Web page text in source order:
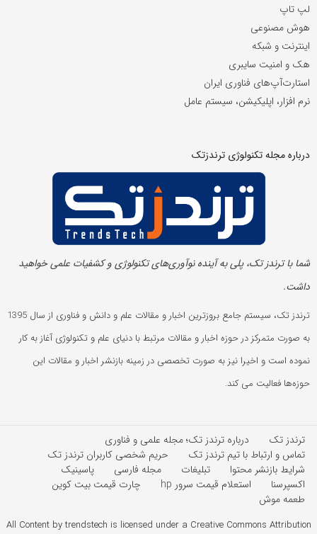
لپ تاپ
هوش مصنوعی
اینترنت و شبکه
هک و امنیت سایبری
استارت‌آپ‌های فناوری ایران
نرم افزار، اپلیکیشن، سیستم عامل
درباره مجله تکنولوژی ترندزتک
شما با ترندز تک، پلی به آینده‌ نوآوری‌های تکنولوژی و کشفیات علمی خواهید
داشت.
ترندز تک، سیستم جامع بروزترین اخبار و مقالات علم و دانش و فناوری از سال 1395
به صورت متمرکز در حوزه اخبار و مقالات مرتبط با دنیای علم و تکنولوژی آغاز به کار
نموده است و اخیرا نیز به صورت تخصصی در زمینه بازنشر اخبار و مقالات این
حوزه‌ها فعالیت می کند.
ترندز تک
درباره ترندز تک؛ مجله علمی و فناوری
تماس و ارتباط با تیم ترندز تک
حریم شخصی کاربران ترندز تک
شرایط بازنشر محتوا
تبلیغات مجله فارسی
پاسینیک
اکسپرسنا
استعلام قیمت سرور hp
چارت قیمت بیت کوین
طعمه موش
All Content by trendstech is licensed under a Creative Commons Attribution